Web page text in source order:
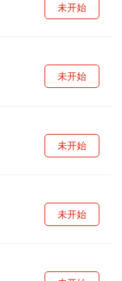
未开始
未开始
未开始
未开始